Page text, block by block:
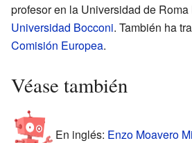
profesor en la Universidad de
Universidad Bocconi. También ha
Comisión Europea.
Véase también
En inglés: Enzo Moavero